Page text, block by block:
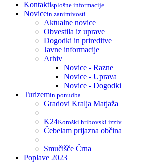
Kontaktisplošne informacije
Novicein zanimivosti
Aktualne novice
Obvestila iz uprave
Dogodki in prireditve
Javne informacije
Arhiv
Novice - Razne
Novice - Uprava
Novice - Dogodki
Turizemin ponudba
Gradovi Kralja Matjaža
K24Koroški hribovski izziv
Čebelam prijazna občina
Smučišče Črna
Poplave 2023